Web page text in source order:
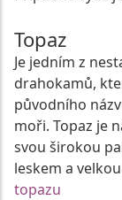
Topaz
Je jedním z
drahokamů,
původního
moři. Topaz je
svou širokou
leskem a
topazu